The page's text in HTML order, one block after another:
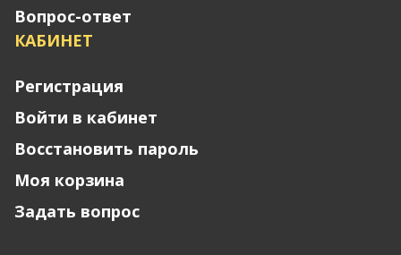
Вопрос-ответ
КАБИНЕТ
Регистрация
Войти в кабинет
Восстановить пароль
Моя корзина
Задать вопрос